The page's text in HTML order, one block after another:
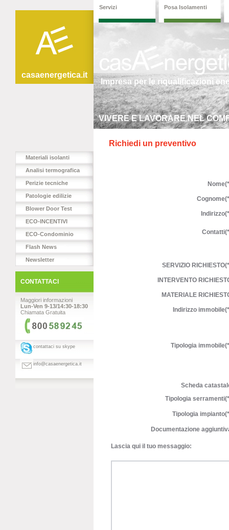
casaenergetica.it
Materiali isolanti
Analisi termografica
Perizie tecniche
Patologie edilizie
Blower Door Test
ECO-INCENTIVI
ECO-Condominio
Flash News
Newsletter
CONTATTACI
Maggiori informazioni
Lun-Ven 9-13/14:30-18:30
Chiamata Gratuita
contattaci su skype
info@casaenergetica.it
Servizi Posa Isolamenti
Impresa per le riqualificazioni
VIVERE E LAVORARE NEL
Richiedi un preventivo
SERVIZIO
INTERVENTO
MATERIALE
Indirizzo
Tipologia
Scheda
Tipologia
Tipologia
Documentazione
Lascia qui il tuo messaggio: